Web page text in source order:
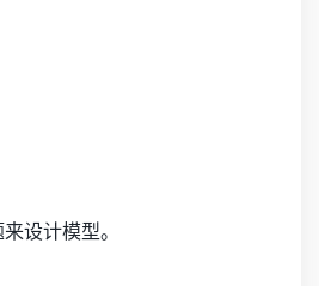
设计模型。